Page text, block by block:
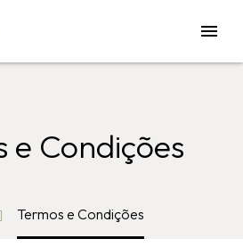
e Condições
Termos e Condições